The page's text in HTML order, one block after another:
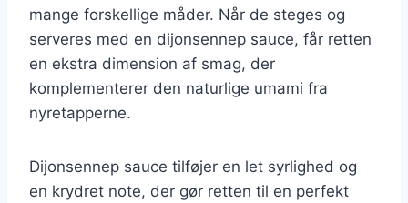
mange forskellige måder. Når de steges og
serveres med en dijonsennep sauce, får retten
en ekstra dimension af smag, der
komplementerer den naturlige umami fra
nyretapperne.
Dijonsennep sauce tilføjer en let syrlighed og
en krydret note, der gør retten til en perfekt